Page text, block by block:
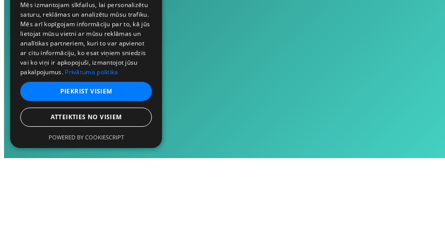
Mēs izmantojam sīkfailus, lai personalizētu
saturu, reklāmas un analizētu mūsu trafiku.
Mēs arī kopīgojam informāciju par to, kā jūs
lietojat mūsu vietni ar mūsu reklāmas un
analītikas partneriem, kuri to var apvienot
ar citu informāciju, ko esat viņiem sniedzis
vai ko viņi ir apkopojuši, izmantojot jūsu
pakalpojumus. Privātuma politika
PIEKRIST VISIEM
ATTEIKTIES NO VISIEM
POWERED BY COOKIESCRIPT